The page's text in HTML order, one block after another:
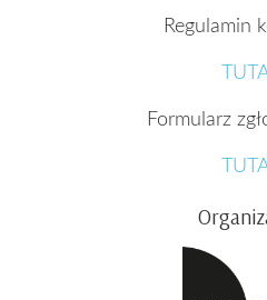
Regulamin
Formularz